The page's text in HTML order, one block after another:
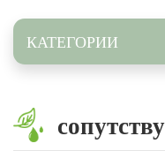
КАТЕГОРИИ